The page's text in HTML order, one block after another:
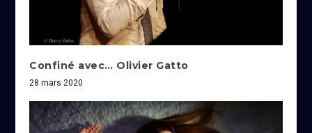
Confiné avec… Olivier Gatto
28 mars 2020